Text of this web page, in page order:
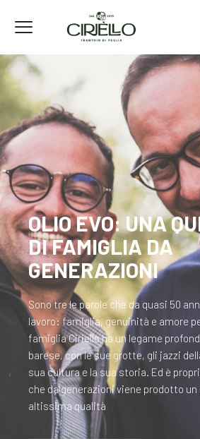
OLIO EVO: UNA
DI FAMIGLIA DA
GENERAZIONI
Sono tre le parole che da quasi 50
lavoro: famiglia, genuinità e amore
famiglia Ciriello ha un legame
barese, con le sue grotte, gli jazzi
sua cultura e la sua storia. Ed è
che da generazioni viene prodotto un
altissima qualità